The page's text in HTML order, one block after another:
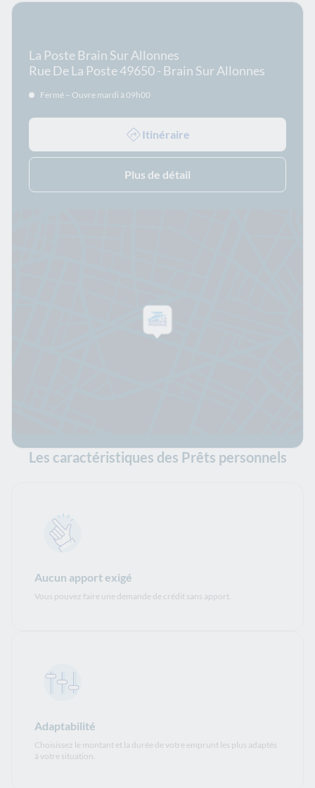
La Poste Brain Sur Allonnes
Rue De La Poste 49650 - Brain Sur Allonnes
Fermé – Ouvre mardi à 09h00
Itinéraire
Plus de détail
Les caractéristiques des Prêts personnels
Aucun apport exigé
Vous pouvez faire une demande de crédit sans apport.
Adaptabilité
Choisissez le montant et la durée de votre emprunt les plus adaptés
à votre situation.